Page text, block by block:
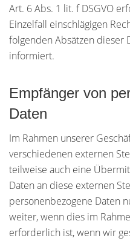
Art. 6 Abs. 1 lit. f DSGVO
Einzelfall einschlägigen
folgenden Absätzen dieser
informiert.
Empfänger von
Daten
Im Rahmen unserer
verschiedenen externen
teilweise auch eine
Daten an diese externen
personenbezogene Daten
weiter, wenn dies im
erforderlich ist, wenn wir